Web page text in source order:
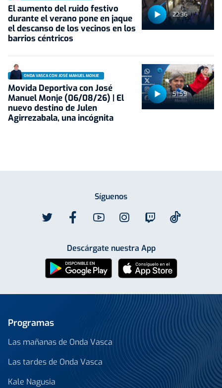
22:36
El aumento del ruido festivo
durante el verano pone en jaque
el descanso de los vecinos en los
barrios céntricos
51:59
ONDA VASCA CON JOSÉ MANUEL MONJE
Movida Deportiva con José
Manuel Monje (06/08/26) | El
nuevo destino de Julen
Agirrezabala, una incógnita
Síguenos
Descárgate nuestra App
Programas
Las mañanas de Onda Vasca
Las tardes de Onda Vasca
Kale Nagusia